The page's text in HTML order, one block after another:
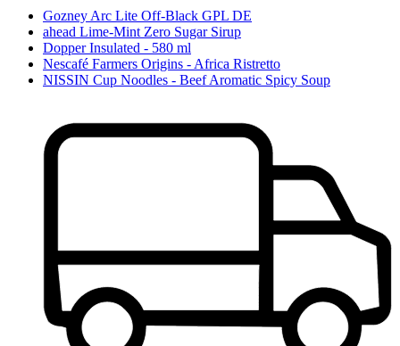
Gozney Arc Lite Off-Black GPL DE
ahead Lime-Mint Zero Sugar Sirup
Dopper Insulated - 580 ml
Nescafé Farmers Origins - Africa Ristretto
NISSIN Cup Noodles - Beef Aromatic Spicy Soup